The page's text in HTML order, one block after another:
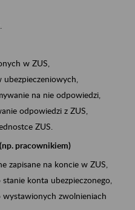
w ZUS,
ubezpieczeniowych,
na nie odpowiedzi,
odpowiedzi z ZUS,
ZUS.
pracownikiem)
zapisane na koncie w ZUS,
konta ubezpieczonego,
zwolnieniach